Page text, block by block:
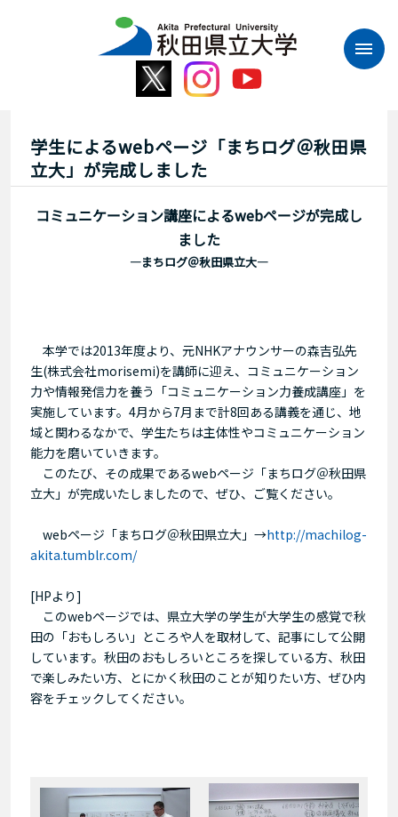
学生によるwebページ「まちログ＠秋田県
立大」が完成しました
コミュニケーション講座によるwebページが完成し
ました
―まちログ＠秋田県立大―
本学では2013年度より、元NHKアナウンサーの森吉弘先
生(株式会社morisemi)を講師に迎え、コミュニケーション
力や情報発信力を養う「コミュニケーション力養成講座」を
実施しています。4月から7月まで計8回ある講義を通じ、地
域と関わるなかで、学生たちは主体性やコミュニケーション
能力を磨いていきます。
このたび、その成果であるwebページ「まちログ＠秋田県
立大」が完成いたしましたので、ぜひ、ご覧ください。
webページ「まちログ＠秋田県立大」→http://machilog-
akita.tumblr.com/
[HPより]
このwebページでは、県立大学の学生が大学生の感覚で秋
田の「おもしろい」ところや人を取材して、記事にして公開
しています。秋田のおもしろいところを探している方、秋田
で楽しみたい方、とにかく秋田のことが知りたい方、ぜひ内
容をチェックしてください。